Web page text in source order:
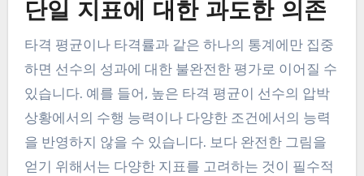
단일 지표에 대한 과도한 의존
타격 평균이나 타격률과 같은 하나의 통계에만 집중
하면 선수의 성과에 대한 불완전한 평가로 이어질 수
있습니다. 예를 들어, 높은 타격 평균이 선수의 압박
상황에서의 수행 능력이나 다양한 조건에서의 능력
을 반영하지 않을 수 있습니다. 보다 완전한 그림을
얻기 위해서는 다양한 지표를 고려하는 것이 필수적